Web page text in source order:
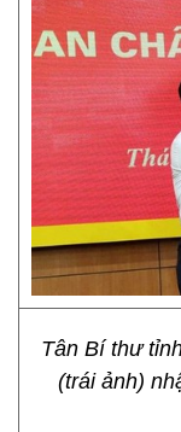
Tân Bí thư
(trái ảnh)